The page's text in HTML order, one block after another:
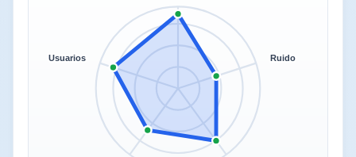
Ruido
Usuarios